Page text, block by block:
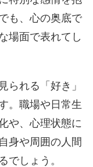
も、心の奥底で
場面で表れてし
られる「好き」
。職場や日常生
や、心理状態に
身や周囲の人間
でしょう。